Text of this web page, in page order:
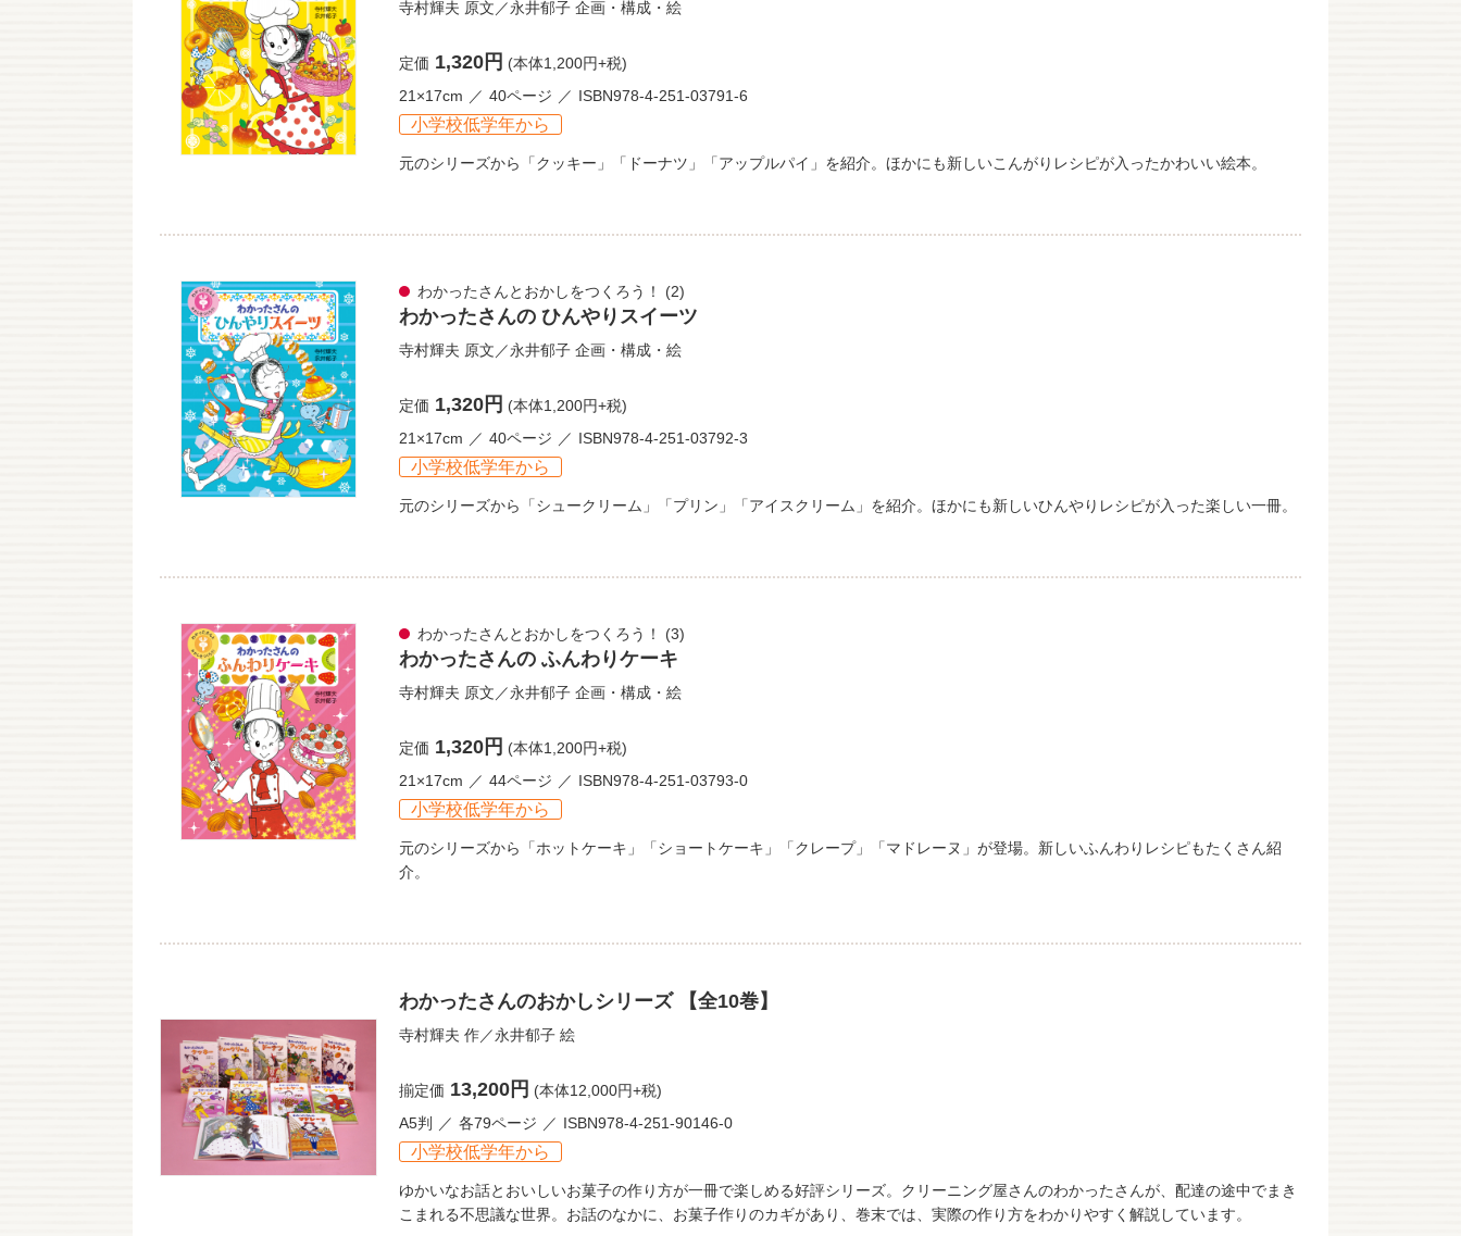
寺村輝夫 原文／永井郁子 企画・構成・絵
定価 1,320円 (本体1,200円+税)
21×17cm
40ページ ISBN978-4-251-03791-6
小学校低学年から
元のシリーズから「クッキー」「ドーナツ」「アップルパイ」を紹介。ほかにも新しいこんがりレシピが入ったかわいい絵本。
わかったさんとおかしをつくろう！ (2)
わかったさんの ひんやりスイーツ
寺村輝夫 原文／永井郁子 企画・構成・絵
定価 1,320円 (本体1,200円+税)
21×17cm
40ページ ISBN978-4-251-03792-3
小学校低学年から
元のシリーズから「シュークリーム」「プリン」「アイスクリーム」を紹介。ほかにも新しいひんやりレシピが入った楽しい一冊。
わかったさんとおかしをつくろう！ (3)
わかったさんの ふんわりケーキ
寺村輝夫 原文／永井郁子 企画・構成・絵
定価 1,320円 (本体1,200円+税)
21×17cm
44ページ ISBN978-4-251-03793-0
小学校低学年から
元のシリーズから「ホットケーキ」「ショートケーキ」「クレープ」「マドレーヌ」が登場。新しいふんわりレシピもたくさん紹
介。
わかったさんのおかしシリーズ 【全10巻】
寺村輝夫 作／永井郁子 絵
揃定価 13,200円 (本体12,000円+税)
A5判
各79ページ ISBN978-4-251-90146-0
小学校低学年から
ゆかいなお話とおいしいお菓子の作り方が一冊で楽しめる好評シリーズ。クリーニング屋さんのわかったさんが、配達の途中でまき
こまれる不思議な世界。お話のなかに、お菓子作りのカギがあり、巻末では、実際の作り方をわかりやすく解説しています。